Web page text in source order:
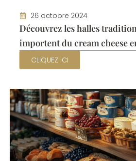
26 octobre 2024
Découvrez les halles
importent du cream cheese
CLIQUEZ ICI